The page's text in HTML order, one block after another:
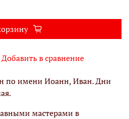
Добавить в сравнение
по имени Иоанн, Иван. Дни
мастерами в